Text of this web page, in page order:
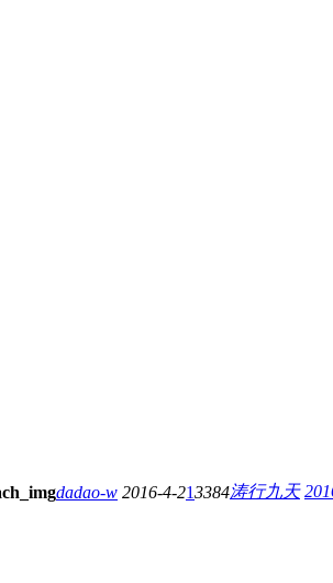
dadao-w 2016-4-213384涛行九天